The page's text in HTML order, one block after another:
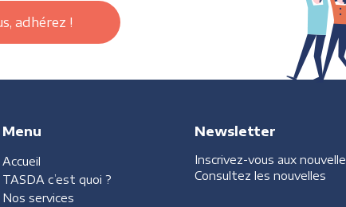
adhérez !
Menu
Accueil
TASDA c’est quoi ?
Nos services
Newsletter
Inscrivez-vous aux
Consultez les nouvelles